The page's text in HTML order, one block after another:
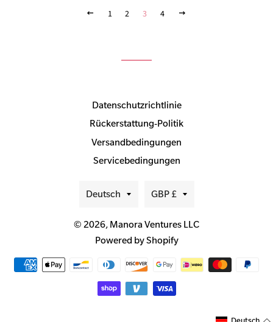
ZURÜCK
1 2 3 4
Datenschutzrichtlinie
Rückerstattung-Politik
Versandbedingungen
Servicebedingungen
Sprache
Deutsch Währung
GBP £
© 2026, Manora Ventures LLC
Powered by Shopify
Zahlungsmethoden